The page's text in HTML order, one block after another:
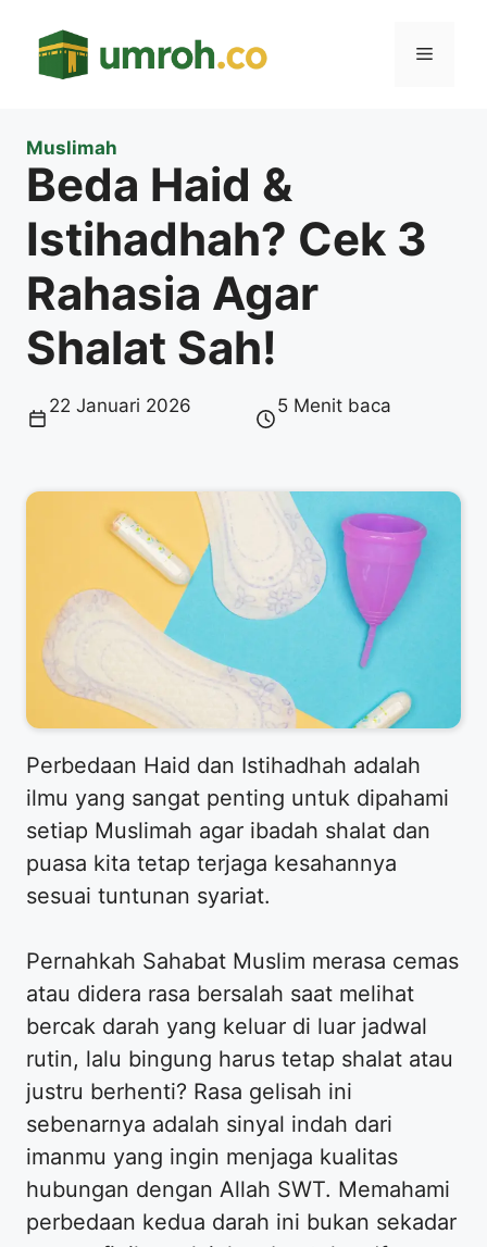
Menu
Muslimah
Beda Haid &
Istihadhah? Cek 3
Rahasia Agar
Shalat Sah!
22 Januari 2026 5 Menit baca
​Perbedaan Haid dan Istihadhah adalah
ilmu yang sangat penting untuk dipahami
setiap Muslimah agar ibadah shalat dan
puasa kita tetap terjaga kesahannya
sesuai tuntunan syariat.
Pernahkah Sahabat Muslim merasa cemas
atau didera rasa bersalah saat melihat
bercak darah yang keluar di luar jadwal
rutin, lalu bingung harus tetap shalat atau
justru berhenti? Rasa gelisah ini
sebenarnya adalah sinyal indah dari
imanmu yang ingin menjaga kualitas
hubungan dengan Allah SWT. Memahami
perbedaan kedua darah ini bukan sekadar